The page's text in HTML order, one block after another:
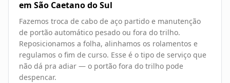
em São Caetano do Sul
Fazemos troca de cabo de aço partido e manutenção
de portão automático pesado ou fora do trilho.
Reposicionamos a folha, alinhamos os rolamentos e
regulamos o fim de curso. Esse é o tipo de serviço que
não dá pra adiar — o portão fora do trilho pode
despencar.